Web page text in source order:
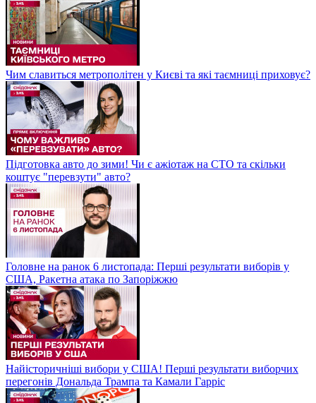
Чим славиться метрополітен у Києві та які таємниці приховує?
Підготовка авто до зими! Чи є ажіотаж на СТО та скільки
коштує "перевзути" авто?
Головне на ранок 6 листопада: Перші результати виборів у
США, Ракетна атака по Запоріжжю
Найісторичніші вибори у США! Перші результати виборчих
перегонів Дональда Трампа та Камали Гарріс